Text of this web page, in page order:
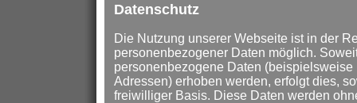
Datenschutz
Die Nutzung unserer Webseite ist in der
personenbezogener Daten möglich.
personenbezogene Daten (beispielsweise
Adressen) erhoben werden, erfolgt dies,
freiwilliger Basis. Diese Daten werden